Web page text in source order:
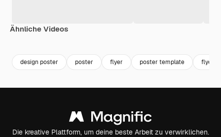
Ähnliche Videos
design poster poster flyer poster template flyer
Die kreative Plattform, um deine beste Arbeit zu verwirklichen.